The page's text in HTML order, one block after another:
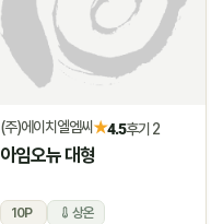
(주)에이치엘엠씨★4.5후기 2
아임오뉴 대형
10P 상온